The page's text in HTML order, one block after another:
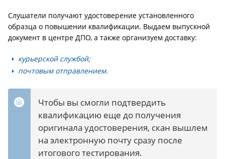
Слушатели получают удостоверение установленного
образца о повышении квалификации. Выдаем выпускной
документ в центре ДПО, а также организуем доставку:
курьерской службой;
почтовым отправлением.
Чтобы вы смогли подтвердить
квалификацию еще до получения
оригинала удостоверения, скан вышлем
на электронную почту сразу после
итогового тестирования.